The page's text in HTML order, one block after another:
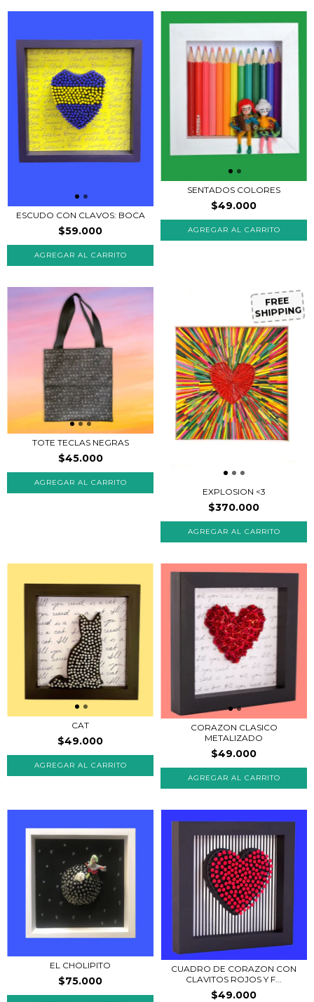
ESCUDO CON CLAVOS: BOCA
$59.000
SENTADOS COLORES
$49.000
AGREGAR AL CARRITO
TOTE TECLAS NEGRAS
$45.000
FREE
SHIPPING
EXPLOSION <3
$370.000
CAT
$49.000
AGREGAR AL CARRITO
CORAZON CLASICO
METALIZADO
$49.000
AGREGAR AL CARRITO
EL CHOLIPITO
$75.000
CUADRO DE CORAZON CON
CLAVITOS ROJOS Y F...
$49.000